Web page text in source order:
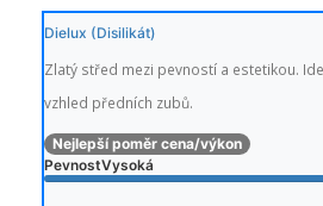
Dielux (Disilikát)
Zlatý střed mezi pevností a estetikou.
vzhled předních zubů.
Nejlepší poměr cena/výkon
PevnostVysoká